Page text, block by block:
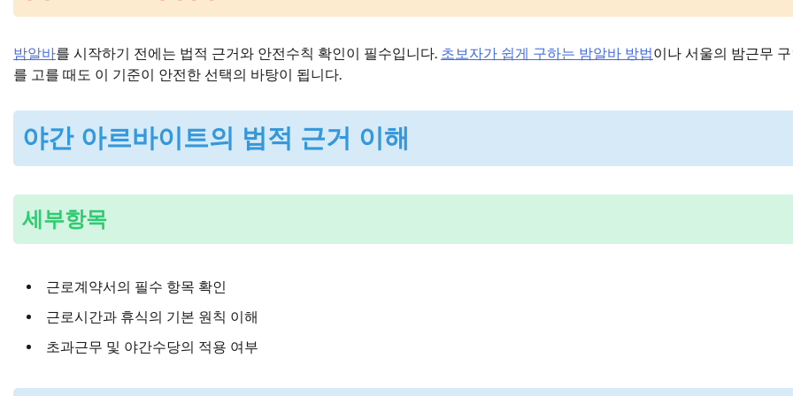
밤알바를 시작하기 전에는 법적 근거와 안전수칙 확인이 필수입니다. 초보자가 쉽게 구하는 밤알바 방법이나 서울의 밤근무
를 고를 때도 이 기준이 안전한 선택의 바탕이 됩니다.
야간 아르바이트의 법적 근거 이해
세부항목
근로계약서의 필수 항목 확인
근로시간과 휴식의 기본 원칙 이해
초과근무 및 야간수당의 적용 여부